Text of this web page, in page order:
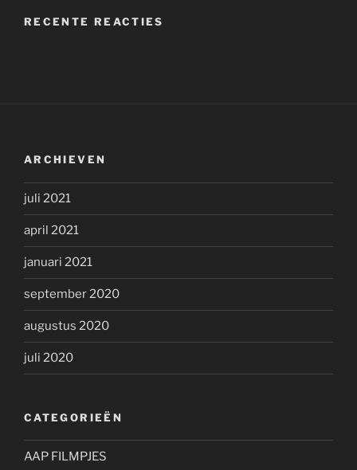
RECENTE REACTIES
ARCHIEVEN
juli 2021
april 2021
januari 2021
september 2020
augustus 2020
juli 2020
CATEGORIEËN
AAP FILMPJES